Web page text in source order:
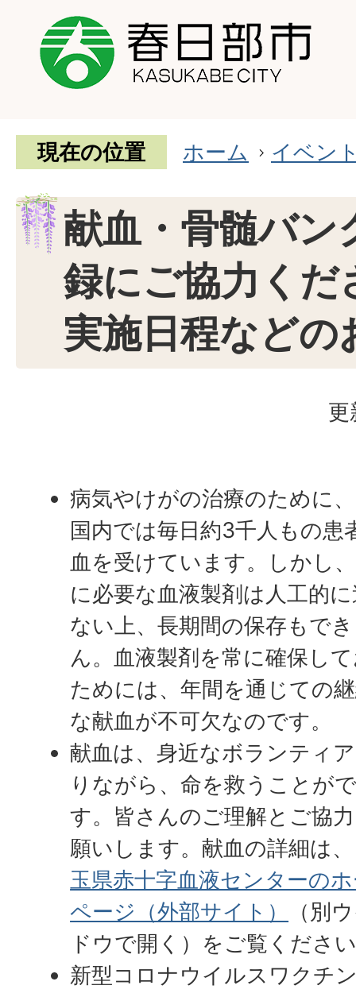
現在の位置 ホーム イベン
献血・骨髄バン
録にご協力くだ
実施日程などの
更
病気やけがの治療のために
国内では毎日約3千人もの患
血を受けています。しかし
に必要な血液製剤は人工的
ない上、長期間の保存もで
ん。血液製剤を常に確保し
ためには、年間を通じての
な献血が不可欠なのです。
献血は、身近なボランティ
りながら、命を救うことが
す。皆さんのご理解とご協
願いします。献血の詳細は、
玉県赤十字血液センターの
ページ（外部サイト）
（別
ドウで開く） をご覧くださ
新型コロナウイルスワクチ